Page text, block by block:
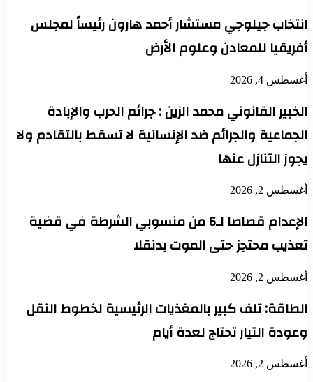
انتخاب جيلوجي مستشار أحمد هارون رئيساً لمجلس
أفريقيا للمعادن وعلوم الأرض
أغسطس 4, 2026
الخبير القانوني محمد الزين : جرائم الحرب والإبادة
الجماعية والجرائم ضد الإنسانية لا تسقط بالتقادم ولا
يجوز التنازل عنها
أغسطس 2, 2026
الإعدام قصاصا لـ6 من منسوبي الشرطة في قضية
تعذيب محتجز حتى الموت بدنقلا
أغسطس 2, 2026
الطاقة: تلف كبير بالمغذيات الرئيسية لخطوط النقل
وعودة التيار تحتاج لعدة أيام
أغسطس 2, 2026